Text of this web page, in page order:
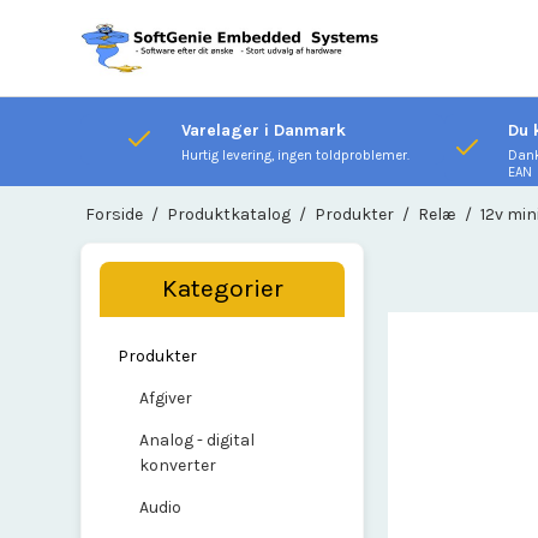
Varelager i Danmark
Hurtig levering, ingen toldproblemer.
Du
EAN
Forside / Produktkatalog / Produkter / Relæ / 12v
Kategorier
Produkter
Afgiver
Analog - digital
konverter
Audio